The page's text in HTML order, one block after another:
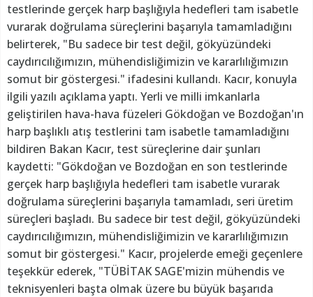
testlerinde gerçek harp başlığıyla hedefleri tam isabetle
vurarak doğrulama süreçlerini başarıyla tamamladığını
belirterek, "Bu sadece bir test değil, gökyüzündeki
caydırıcılığımızın, mühendisliğimizin ve kararlılığımızın
somut bir göstergesi." ifadesini kullandı. Kacır, konuyla
ilgili yazılı açıklama yaptı. Yerli ve milli imkanlarla
geliştirilen hava-hava füzeleri Gökdoğan ve Bozdoğan'ın
harp başlıklı atış testlerini tam isabetle tamamladığını
bildiren Bakan Kacır, test süreçlerine dair şunları
kaydetti: "Gökdoğan ve Bozdoğan en son testlerinde
gerçek harp başlığıyla hedefleri tam isabetle vurarak
doğrulama süreçlerini başarıyla tamamladı, seri üretim
süreçleri başladı. Bu sadece bir test değil, gökyüzündeki
caydırıcılığımızın, mühendisliğimizin ve kararlılığımızın
somut bir göstergesi." Kacır, projelerde emeği geçenlere
teşekkür ederek, "TÜBİTAK SAGE'mizin mühendis ve
teknisyenleri başta olmak üzere bu büyük başarıda